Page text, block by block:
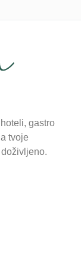
gastro
tvoje